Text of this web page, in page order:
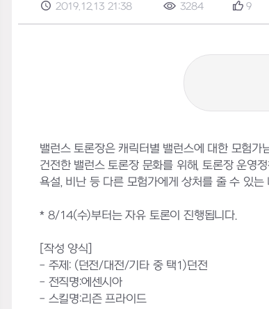
2019.12.13 21:38 3284 9
밸런스 토론장은 캐릭터별 밸런스에 대한 모험가
건전한 밸런스 토론장 문화를 위해, 토론장 운영
욕설, 비난 등 다른 모험가에게 상처를 줄 수 있
* 8/14(수)부터는 자유 토론이 진행됩니다.
[작성 양식]
- 주제: (던전/대전/기타 중 택1)던전
- 전직명:에센시아
- 스킬명:리즌 프라이드